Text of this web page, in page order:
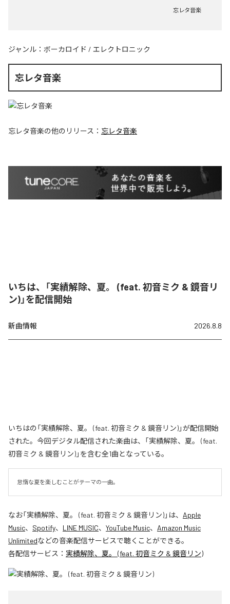
忘レタ音楽
ジャンル： ボーカロイド / エレクトロニック
忘レタ音楽
忘レタ音楽の他のリリース： 忘レタ音楽
いちは、「実績解除、夏。 (feat. 初音ミク & 鏡音リ
ン)」を配信開始
新曲情報 2026.8.8
いちはの「実績解除、夏。 (feat. 初音ミク & 鏡音リン)」が配信開始
された。今回デジタル配信された楽曲は、「実績解除、夏。 (feat.
初音ミク & 鏡音リン)」を含む全1曲となっている。
怠惰な夏を楽しむことがテーマの一曲。
なお「実績解除、夏。 (feat. 初音ミク & 鏡音リン)」は、 Apple
Music、 Spotify、 LINE MUSIC、 YouTube Music、 Amazon Music
Unlimitedなどの音楽配信サービスで聴くことができる。
各配信サービス： 実績解除、夏。 (feat. 初音ミク & 鏡音リン)